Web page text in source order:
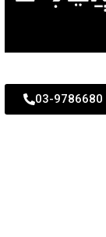
03-9786680